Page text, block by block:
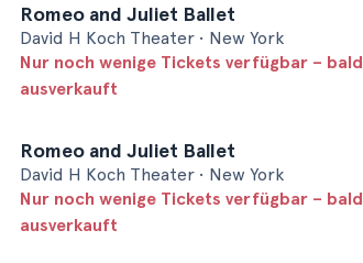
Romeo and Juliet Ballet
David H Koch Theater • New York
Nur noch wenige Tickets verfügbar – bald
ausverkauft
Romeo and Juliet Ballet
David H Koch Theater • New York
Nur noch wenige Tickets verfügbar – bald
ausverkauft